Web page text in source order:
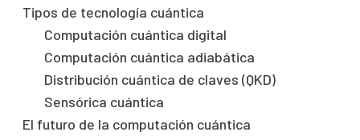
Tipos de tecnología cuántica
Computación cuántica digital
Computación cuántica adiabática
Distribución cuántica de claves (QKD)
Sensórica cuántica
El futuro de la computación cuántica